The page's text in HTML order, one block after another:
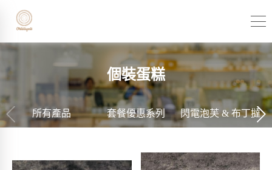
個裝蛋糕
所有產品 套餐優惠系列 閃電泡芙 & 布丁撻